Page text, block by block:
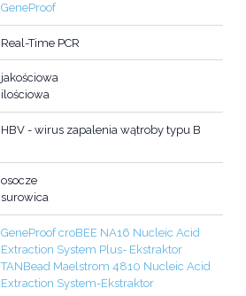
GeneProof
Real-Time PCR
jakościowa
ilościowa
HBV - wirus zapalenia wątroby typu B
osocze
surowica
GeneProof croBEE NA16 Nucleic Acid
Extraction System Plus- Ekstraktor
TANBead Maelstrom 4810 Nucleic Acid
Extraction System-Ekstraktor